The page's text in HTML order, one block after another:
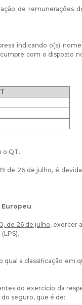
de remunerações
indicando o(s)
com o disposto
o QT.
de 26 de julho, é
Europeu
de 26 de julho, exercer
(LPS).
qual a classificação em
do exercício da
seguro, que é de: